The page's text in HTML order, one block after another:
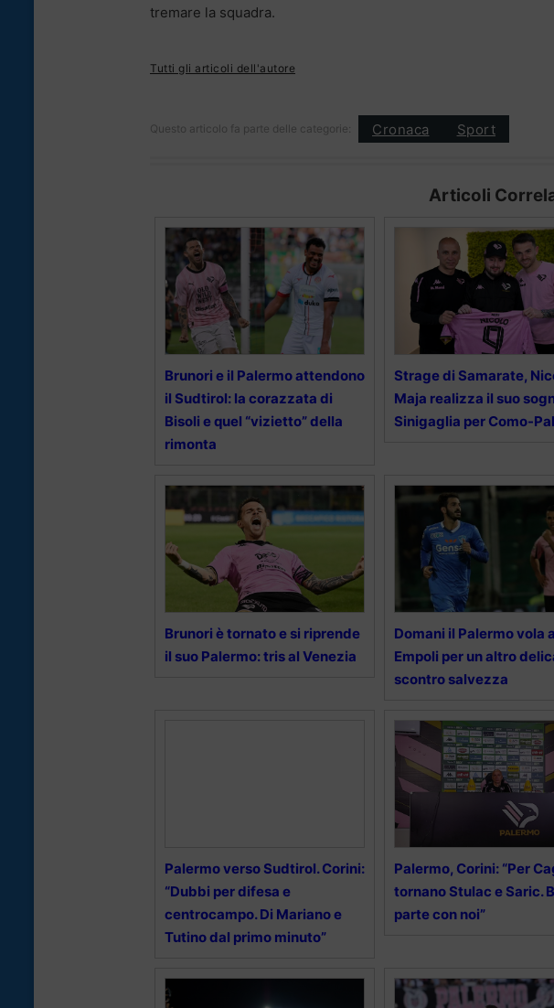
tremare la squadra.
Tutti gli articoli dell'autore
Questo articolo fa parte delle categorie: Cronaca Sport
Articoli
Brunori e il Palermo attendono
il Sudtirol: la corazzata di
Bisoli e quel “vizietto” della
rimonta
Strage di Samarate,
Maja realizza il suo
Sinigaglia per Como-
Brunori è tornato e si riprende
il suo Palermo: tris al Venezia
Domani il Palermo vola
Empoli per un altro
scontro salvezza
Palermo verso Sudtirol. Corini:
“Dubbi per difesa e
centrocampo. Di Mariano e
Tutino dal primo minuto”
Palermo, Corini: “Per
tornano Stulac e Saric.
parte con noi”